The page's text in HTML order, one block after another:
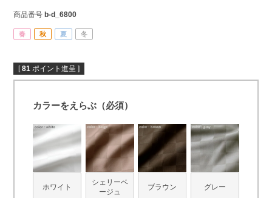
商品番号 b-d_6800
春 秋 夏 冬
[ 81 ポイント進呈 ]
カラーをえらぶ（必須）
ホワイト
シェリーベ
ージュ
ブラウン グレー